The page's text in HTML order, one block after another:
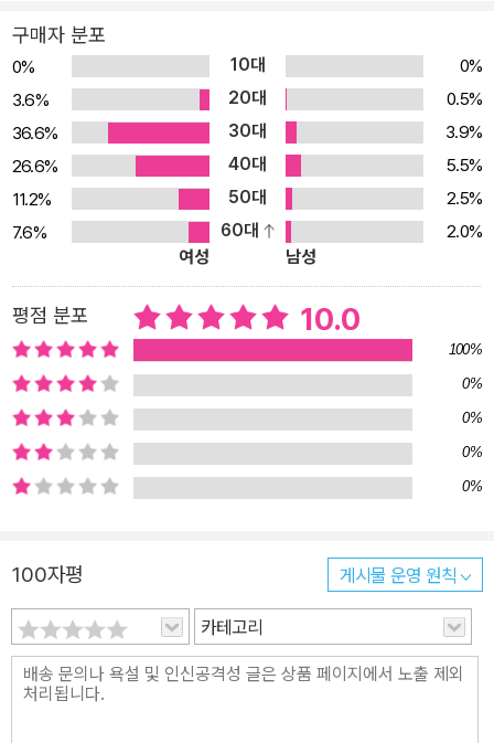
을 먹고 자라는 과정을 흥미롭게 지켜볼 것이다. 그리고 마침내 애벌
레가 나비가 되었을 때는 마치 자신이 나비가 된 양 기뻐하며 환호하
게 된다. 이 책을 읽은 아이들은 자신도 그림책 속 애벌레처럼 꾸준히
성장하여 훗날 멋진 어른이 될 거라는 기대와 설렘을 갖게 될 것이다.
■ 흥미로운 이야기를 감상하며 놀이까지 즐길 수 있는 그림책 《아주
아주 배고픈 애벌레》는 흥미로운 이야기뿐만 아니라 아이들을 빠져
들게 만드는 특별한 요소가 또 하나 있다. 바로 조금씩 길어지는 책장
과 그림 속 애벌레가 음식을 먹고 지나간 자리에 뚫려 있는 작은 구멍
통과시키며 책을 놀잇감처럼 가지고 놀 수 있다. 또한 차츰 길어지는
책장을 넘기며 애벌레가 먹는 음식이 점점 더 많아진다는 것을 직관
적으로 인식하게 된다. 에릭 칼의 독특한 디자인 감각은 어린이들이
흥미와 호기심을 가지고 놀이하듯 그림책을 보면서 지적 성장을 이룰
수 있게 해 준다. 에릭 칼이《아주아주 배고픈 애벌레》에서 시도한 이
놀이책 형식은 이후 그의 작품의 가장 큰 특징이 되었다. ■ 아주아주
배고픈 애벌레 이야기 속에 담긴 다양한 배울 거리 이 책 안에는 요일,
일요일부터 시작해 월요일, 화요일… 다시 일요일까지 애벌레를 따라
가며 자연스럽게 요일 이름을 익히고, 사과 하나, 배 두 개, 자두 세
개… 등 열매를 세며 하나부터 다섯까지 수 세 기를 연습할 수도 있다.
애벌레가 먹는 여러 가지 음식의 이름을 배우고, 알에서 나온 애벌레
가 고치를 거쳐 나비로 변하는 모습을 보며 나비의 한살이도 자연스
구매자 분포
0% 10대
0%
3.6%
20대
0.5%
36.6%
30대
3.9%
26.6%
40대
5.5%
11.2%
50대
2.5%
7.6%
60대
2.0%
여성
남성
평점 분포 10.0
100%
0%
0%
0%
0%
100자평 게시물 운영 원칙
카테고리